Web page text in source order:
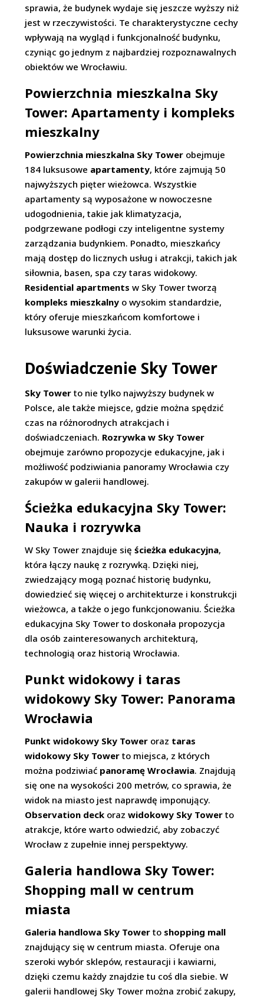
sprawia, że budynek wydaje się jeszcze wyższy niż
jest w rzeczywistości. Te charakterystyczne cechy
wpływają na wygląd i funkcjonalność budynku,
czyniąc go jednym z najbardziej rozpoznawalnych
obiektów we Wrocławiu.
Powierzchnia mieszkalna Sky
Tower: Apartamenty i kompleks
mieszkalny
Powierzchnia mieszkalna Sky Tower obejmuje
184 luksusowe apartamenty, które zajmują 50
najwyższych pięter wieżowca. Wszystkie
apartamenty są wyposażone w nowoczesne
udogodnienia, takie jak klimatyzacja,
podgrzewane podłogi czy inteligentne systemy
zarządzania budynkiem. Ponadto, mieszkańcy
mają dostęp do licznych usług i atrakcji, takich jak
siłownia, basen, spa czy taras widokowy.
Residential apartments w Sky Tower tworzą
kompleks mieszkalny o wysokim standardzie,
który oferuje mieszkańcom komfortowe i
luksusowe warunki życia.
Doświadczenie Sky Tower
Sky Tower to nie tylko najwyższy budynek w
Polsce, ale także miejsce, gdzie można spędzić
czas na różnorodnych atrakcjach i
doświadczeniach. Rozrywka w Sky Tower
obejmuje zarówno propozycje edukacyjne, jak i
możliwość podziwiania panoramy Wrocławia czy
zakupów w galerii handlowej.
Ścieżka edukacyjna Sky Tower:
Nauka i rozrywka
W Sky Tower znajduje sięścieżka edukacyjna,
która łączy naukę z rozrywką. Dzięki niej,
zwiedzający mogą poznać historię budynku,
dowiedzieć się więcej o architekturze i konstrukcji
wieżowca, a także o jego funkcjonowaniu. Ścieżka
edukacyjna Sky Tower to doskonała propozycja
dla osób zainteresowanych architekturą,
technologią oraz historią Wrocławia.
Punkt widokowy i taras
widokowy Sky Tower: Panorama
Wrocławia
Punkt widokowy Sky Tower oraz taras
widokowy Sky Tower to miejsca, z których
można podziwiać panoramę Wrocławia. Znajdują
się one na wysokości 200 metrów, co sprawia, że
widok na miasto jest naprawdę imponujący.
Observation deck orazwidokowy Sky Tower to
atrakcje, które warto odwiedzić, aby zobaczyć
Wrocław z zupełnie innej perspektywy.
Galeria handlowa Sky Tower:
Shopping mall w centrum
miasta
Galeria handlowa Sky Tower to shopping mall
znajdujący się w centrum miasta. Oferuje ona
szeroki wybór sklepów, restauracji i kawiarni,
dzięki czemu każdy znajdzie tu coś dla siebie. W
galerii handlowej Sky Tower można zrobić zakupy,